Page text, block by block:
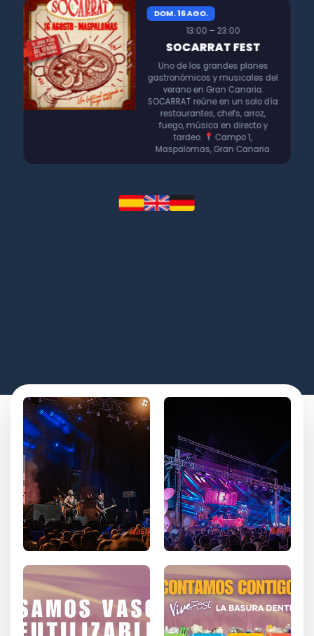
DOM. 16 AGO.
13:00 – 23:00
SOCARRAT FEST
Uno de los grandes planes
gastronómicos y musicales del
verano en Gran Canaria.
SOCARRAT reúne en un solo día
restaurantes, chefs, arroz,
fuego, música en directo y
tardeo.
Campo 1,
Maspalomas, Gran Canaria.